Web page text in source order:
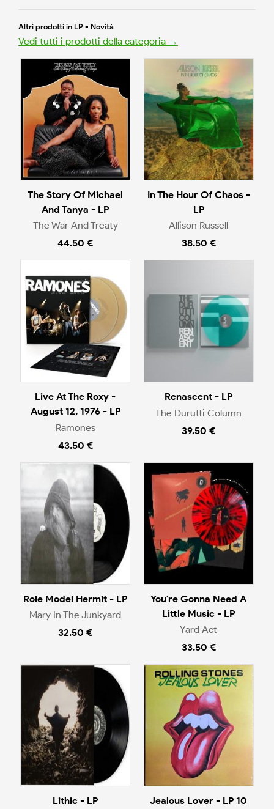
Altri prodotti in LP - Novità
Vedi tutti i prodotti della categoria →
The Story Of Michael
And Tanya - LP
The War And Treaty
44.50 €
In The Hour Of Chaos -
LP
Allison Russell
38.50 €
Live At The Roxy -
August 12, 1976 - LP
Ramones
43.50 €
Renascent - LP
The Durutti Column
39.50 €
Role Model Hermit - LP
Mary In The Junkyard
32.50 €
You're Gonna Need A
Little Music - LP
Yard Act
33.50 €
Lithic - LP
Jealous Lover - LP 10